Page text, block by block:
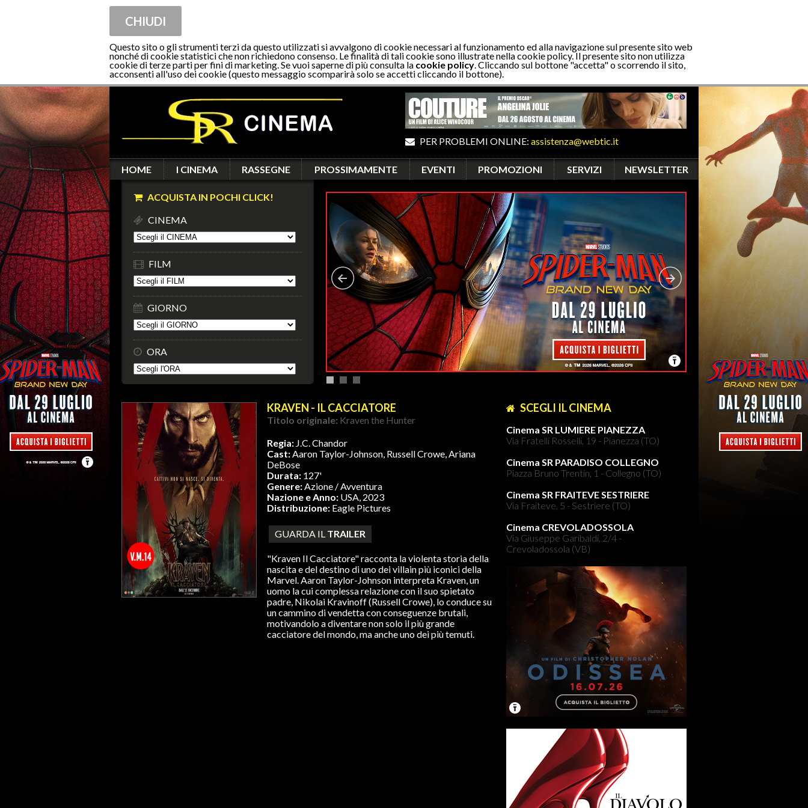
CHIUDI
Questo sito o gli strumenti terzi da questo utilizzati si avvalgono di cookie necessari al funzionamento ed alla navigazione sul presente sito web
nonché di cookie statistici che non richiedono consenso. Le finalità di tali cookie sono illustrate nella cookie policy. Il presente sito non utilizza
cookie di terze parti per fini di marketing. Se vuoi saperne di più consulta la cookie policy. Cliccando sul bottone "accetta" o scorrendo il sito,
acconsenti all'uso dei cookie (questo messaggio scomparirà solo se accetti cliccando il bottone).
PER PROBLEMI ONLINE: assistenza@webtic.it
HOME I CINEMA RASSEGNE PROSSIMAMENTE EVENTI PROMOZIONI SERVIZI NEWSLETTER
ACQUISTA IN POCHI CLICK!
CINEMA
FILM
GIORNO
ORA
KRAVEN - IL CACCIATORE
Titolo originale: Kraven the Hunter
Regia: J.C. Chandor
Cast:Aaron Taylor-Johnson, Russell Crowe, Ariana
DeBose
Durata: 127'
Genere:Azione / Avventura
Nazione e Anno: USA, 2023
Distribuzione: Eagle Pictures
GUARDA IL TRAILER
"Kraven Il Cacciatore" racconta la violenta storia della
nascita e del destino di uno dei villain più iconici della
Marvel. Aaron Taylor-Johnson interpreta Kraven, un
uomo la cui complessa relazione con il suo spietato
padre, Nikolai Kravinoff (Russell Crowe), lo conduce su
un cammino di vendetta con conseguenze brutali,
motivandolo a diventare non solo il più grande
cacciatore del mondo, ma anche uno dei più temuti.
SCEGLI IL CINEMA
Cinema SR LUMIERE PIANEZZA
Via Fratelli Rosselli, 19 - Pianezza (TO)
Cinema SR PARADISO COLLEGNO
Piazza Bruno Trentin, 1 - Collegno (TO)
Cinema SR FRAITEVE SESTRIERE
Via Fraiteve, 5 - Sestriere (TO)
Cinema CREVOLADOSSOLA
Via Giuseppe Garibaldi, 2/4 -
Crevoladossola (VB)